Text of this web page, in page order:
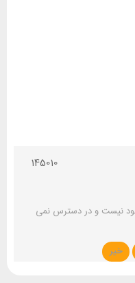
145010
نیست و در دسترس نمی
خیر